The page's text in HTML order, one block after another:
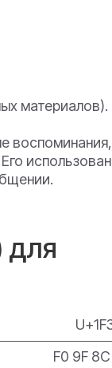
материалов).
воспоминания,
для
F0 9F